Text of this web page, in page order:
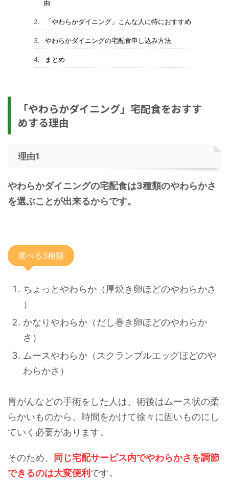
由
「やわらかダイニング」こんな人に特におすすめ
やわらかダイニングの宅配食申し込み方法
まとめ
「やわらかダイニング」宅配食をおすす
めする理由
理由1
やわらかダイニングの宅配食は3種類のやわらかさ
を選ぶことが出来るからです。
選べる3種類
ちょっとやわらか（厚焼き卵ほどのやわらかさ
）
かなりやわらか（だし巻き卵ほどのやわらか
さ）
ムースやわらか（スクランブルエッグほどのや
わらかさ）
胃がんなどの手術をした人は、術後はムース状の柔
らかいものから、時間をかけて徐々に固いものにし
ていく必要があります。
そのため、
同じ宅配サービス内でやわらかさを調節
できるのは大変便利 です。